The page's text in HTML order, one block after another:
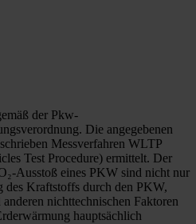
der Pkw-
Die angegebenen
Messverfahren WLTP
Test Procedure) ermittelt. Der
Ausstoß eines PKW sind nicht nur
des Kraftstoffs durch den PKW,
nichttechnischen Faktoren
hauptsächlich